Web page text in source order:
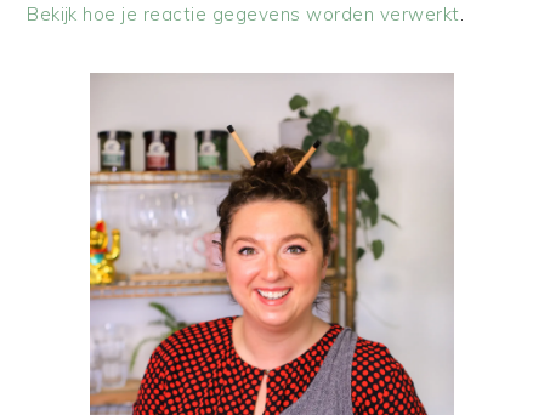
Bekijk hoe je reactie gegevens worden verwerkt